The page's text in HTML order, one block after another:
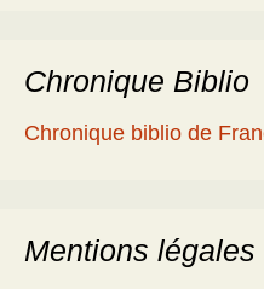
Chronique Biblio
Chronique biblio de
Mentions légales